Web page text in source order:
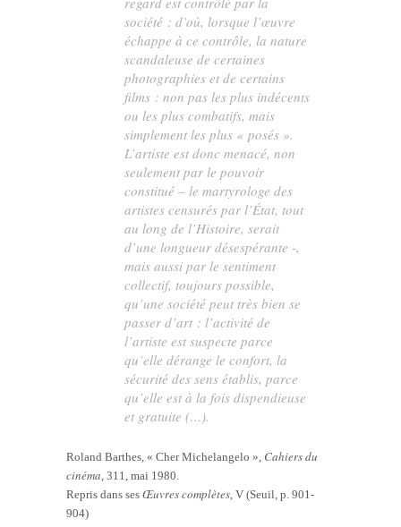
société : d’où, lorsque l’œuvre
échappe à ce contrôle, la nature
scandaleuse de certaines
photographies et de certains
films : non pas les plus indécents
ou les plus combatifs, mais
simplement les plus « posés ».
L’artiste est donc menacé, non
seulement par le pouvoir
constitué – le martyrologe des
artistes censurés par l’État, tout
au long de l’Histoire, serait
d’une longueur désespérante -,
mais aussi par le sentiment
collectif, toujours possible,
qu’une société peut très bien se
passer d’art : l’activité de
l’artiste est suspecte parce
qu’elle dérange le confort, la
sécurité des sens établis, parce
qu’elle est à la fois dispendieuse
et gratuite (…).
Roland Barthes, « Cher Michelangelo », Cahiers du
cinéma, 311, mai 1980.
Repris dans ses Œuvres complètes, V (Seuil, p. 901-
904)